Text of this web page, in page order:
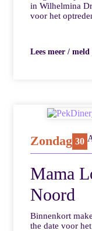
in Wilhelmina
voor het
Lees meer /
Zondag 30
Mama
Noord
Binnenkort
the date voor